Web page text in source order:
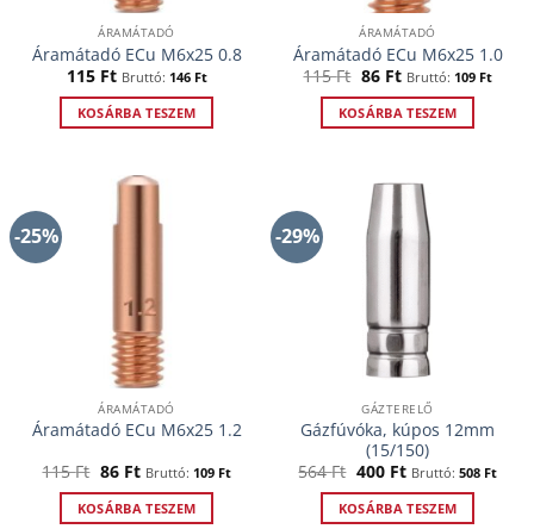
ÁRAMÁTADÓ
Áramátadó ECu M6x25 0.8
115 Ft Bruttó: 146 Ft
KOSÁRBA TESZEM
ÁRAMÁTADÓ
Áramátadó ECu M6x25 1.0
115Ft Original
was:
115 Ft.
86 FtCurrent
is:
86 Ft.
Bruttó: 109 Ft
KOSÁRBA TESZEM
-25%
ÁRAMÁTADÓ
Áramátadó ECu M6x25 1.2
115Ft Original
price
was:
115 Ft.
86 FtCurrent
price
is:
86 Ft.
Bruttó: 109 Ft
KOSÁRBA TESZEM
-29%
GÁZTERELŐ
Gázfúvóka, kúpos 12mm
(15/150)
564Ft Original
price
was:
564 Ft.
400 FtCurrent
price
is:
400 Ft.
Bruttó: 508 Ft
KOSÁRBA TESZEM